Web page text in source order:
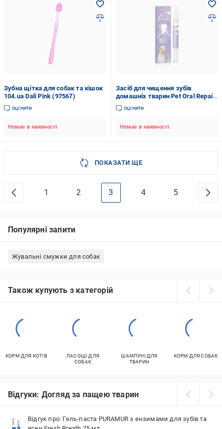
Зубна щітка для собак та кішок
104.ua Dali Pink (97567)
оцінити
Немає в наявності
Засіб для чищення зубів
домашніх тварин Pet Oral Repair
Gel (53343)
оцінити
Немає в наявності
ПОКАЗАТИ ЩЕ
1 2 3 4 5
Популярні запити
Жувальні смужки для собак
Також купують з категорій
КОРМ ДЛЯ КОТІВ
ЛАСОЩІ ДЛЯ
СОБАК
ШАМПУНІ ДЛЯ
ТВАРИН
КОРМ ДЛЯ СОБАК
Відгуки: Догляд за пащею тварин
Відгук про: Гель-паста PURAMUR з ензимами для зубів та